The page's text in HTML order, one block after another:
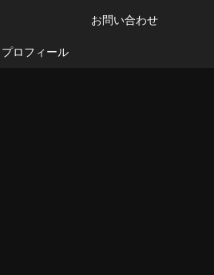
お問い合わせ
プロフィール